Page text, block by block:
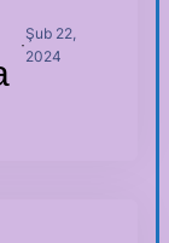
·
Şub 22,
2024